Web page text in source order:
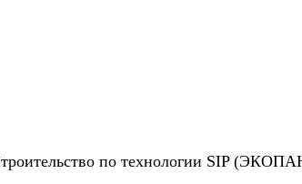
по технологии SIP